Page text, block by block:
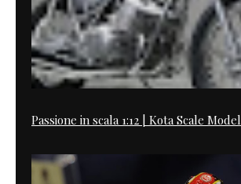
Passione in scala 1:12 | Kota Scale Model